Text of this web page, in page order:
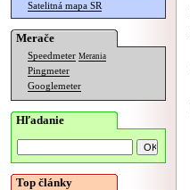
Satelitná mapa SR
Merače
Speedmeter Merania
Pingmeter
Googlemeter
Hľadanie
Top články